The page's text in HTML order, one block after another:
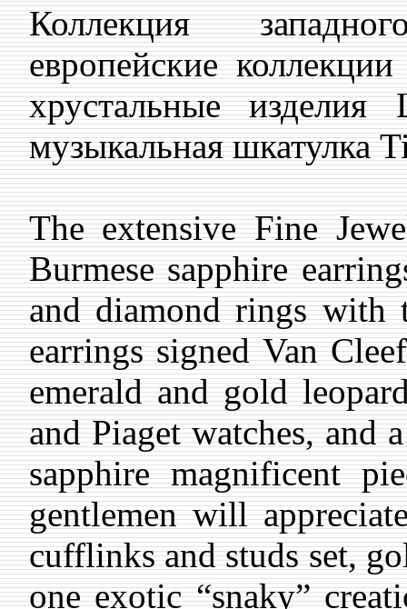
Коллекция
европейские
хрустальные
музыкальная шкатулка
The extensive Fine
Burmese sapphire
and diamond rings with
earrings signed Van
emerald and gold
and Piaget watches, and
sapphire magnificent
gentlemen will
cufflinks and studs set,
one exotic “snaky”